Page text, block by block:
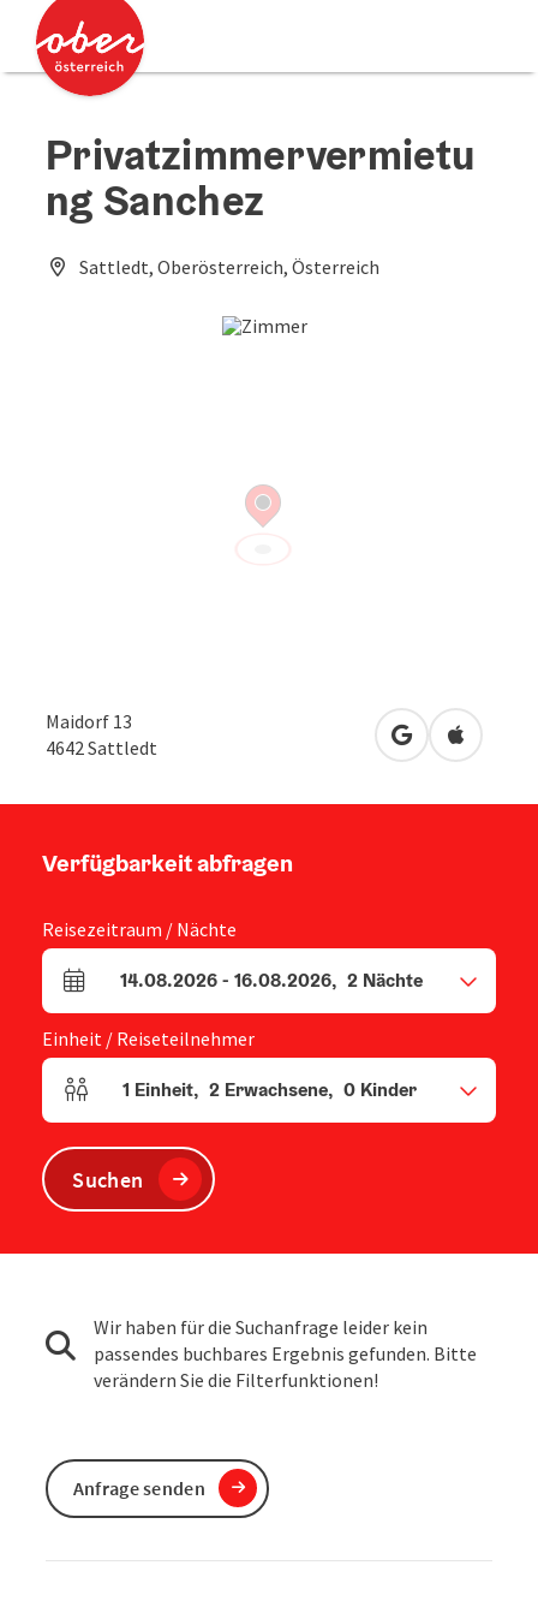
Zum Inhalt
Zum Seitenanfang
Privatzimmervermietu
ng Sanchez
Sattledt, Oberösterreich, Österreich
Maidorf 13
4642Sattledt in Googlein Apple
Verfügbarkeit abfragen
Reisezeitraum / Nächte
An- und Abreisefelder
14.08.2026- 16.08.2026, 2 Nächte
Einheit / Reiseteilnehmer
Einheitenanzahl und Personenfelder
1 Einheit, 2 Erwachsene, 0 Kinder
Suchen
Wir haben für die Suchanfrage leider kein
passendes buchbares Ergebnis gefunden. Bitte
verändern Sie die Filterfunktionen!
Anfrage senden